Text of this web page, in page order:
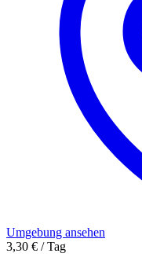
Umgebung ansehen
3,30 € / Tag